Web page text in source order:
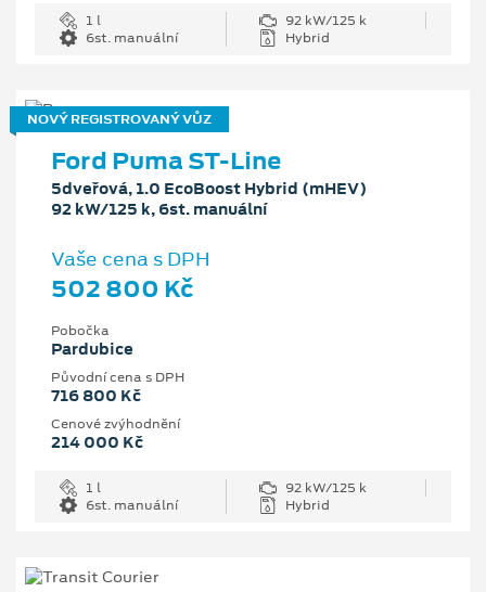
1 l
92 kW/125 k
6st. manuální
Hybrid
NOVÝ REGISTROVANÝ VŮZ
Ford Puma ST-Line
5dveřová, 1.0 EcoBoost Hybrid (mHEV)
92 kW/125 k, 6st. manuální
Vaše cena s DPH
502 800 Kč
Pobočka
Pardubice
Původní cena s DPH
716 800 Kč
Cenové zvýhodnění
214 000 Kč
1 l
92 kW/125 k
6st. manuální
Hybrid